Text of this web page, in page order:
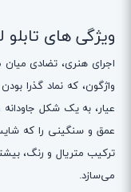
ویژگی های تابلو
اجرای هنری، تضادی
عیار، به یک شکل
عمق و سنگینی را که
ترکیب متریال و رنگ،
می‌سازد.